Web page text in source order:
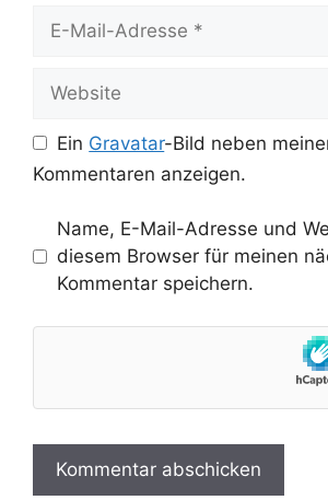
Mail-
Ein Gravatar-Bild neben
Kommentaren anzeigen.
Name, E-Mail-Adresse und
diesem Browser für meinen
Kommentar speichern.